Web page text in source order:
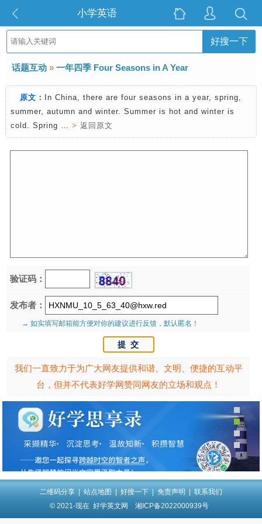
小学英语
好搜一下
话题互动 » 一年四季 Four Seasons in A Year
原文：
In China, there are four seasons in a year, spring,
summer, autumn and winter. Summer is hot and winter is
cold. Spring … > 返回原文
验证码：
发布者：
→ 如实填写邮箱能方便对你的建议进行反馈，默认匿名！
我们一直致力于为广大网友提供和谐、文明、便捷的互动平
台，但并不代表好学网赞同网友的立场和观点！
二维码分享 站点地图 好搜一下 免责声明
联系我们
© 2021-现在 好学英文网 湘ICP备2022000939号